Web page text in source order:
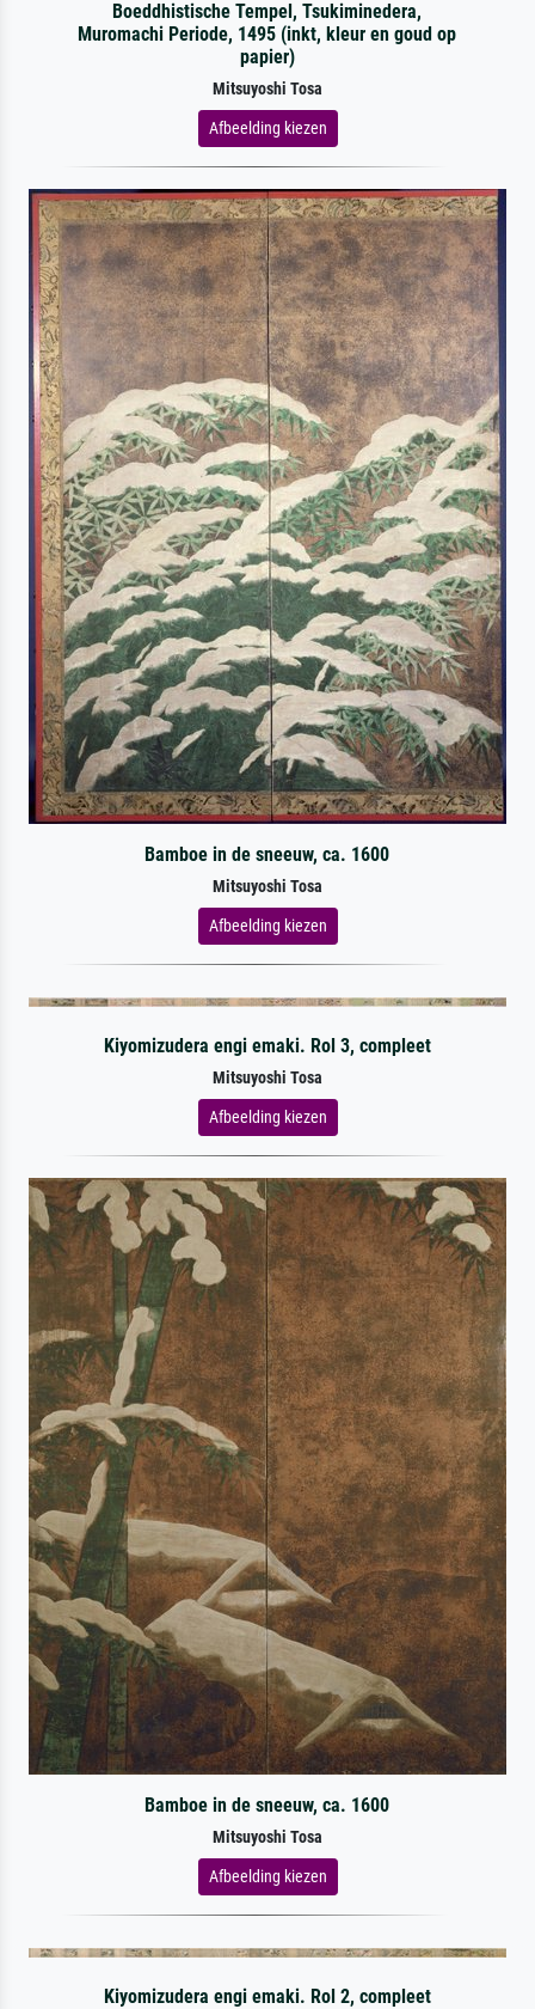
Boeddhistische Tempel, Tsukiminedera,
Muromachi Periode, 1495 (inkt, kleur en goud op
papier)
Mitsuyoshi Tosa
Afbeelding kiezen
Bamboe in de sneeuw, ca. 1600
Mitsuyoshi Tosa
Afbeelding kiezen
Kiyomizudera engi emaki. Rol 3, compleet
Mitsuyoshi Tosa
Afbeelding kiezen
Bamboe in de sneeuw, ca. 1600
Mitsuyoshi Tosa
Afbeelding kiezen
Kiyomizudera engi emaki. Rol 2, compleet